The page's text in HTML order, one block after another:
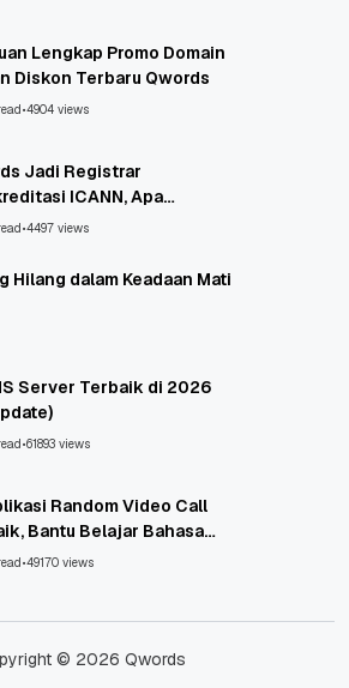
Lengkap Promo Domain
Diskon Terbaru Qwords
•4904 views
Jadi Registrar
ICANN, Apa
•4497 views
Hilang dalam Keadaan Mati
Server Terbaik di 2026
•61893 views
Random Video Call
Bantu Belajar Bahasa
•49170 views
© 2026 Qwords